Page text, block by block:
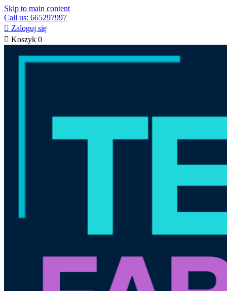
Skip to main content
Call us: 665297997
 Zaloguj się
 Koszyk 0